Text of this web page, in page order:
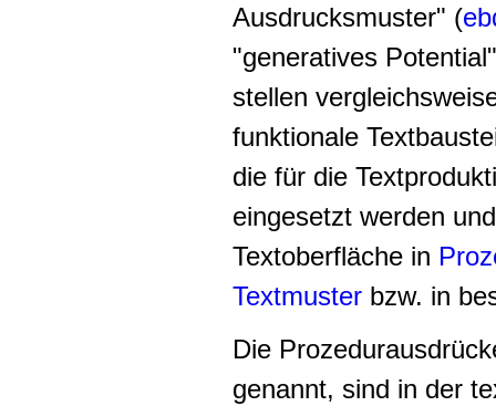
Ausdrucksmuster" (
"generatives
stellen
funktionale
die für die
eingesetzt werden
Textoberfläche in
Textmuster bzw. in
Die
genannt, sind in der